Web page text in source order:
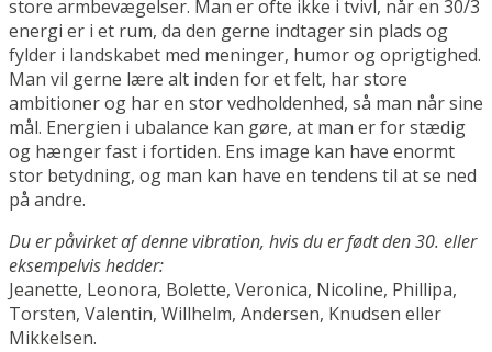
store armbevægelser. Man er ofte ikke i tvivl, når en 30/3
energi er i et rum, da den gerne indtager sin plads og
fylder i landskabet med meninger, humor og oprigtighed.
Man vil gerne lære alt inden for et felt, har store
ambitioner og har en stor vedholdenhed, så man når sine
mål. Energien i ubalance kan gøre, at man er for stædig
og hænger fast i fortiden. Ens image kan have enormt
stor betydning, og man kan have en tendens til at se ned
på andre.
Du er påvirket af denne vibration, hvis du er født den 30. eller
eksempelvis hedder:
Jeanette, Leonora, Bolette, Veronica, Nicoline, Phillipa,
Torsten, Valentin, Willhelm, Andersen, Knudsen eller
Mikkelsen.